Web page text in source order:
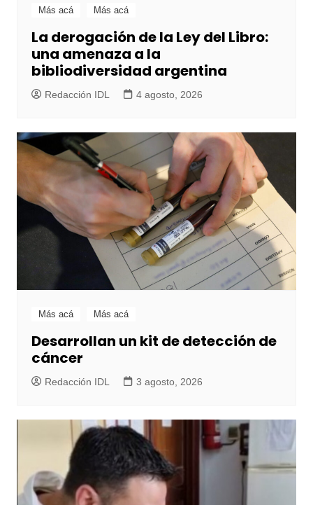
Más acá Más acá
La derogación de la Ley del Libro:
una amenaza a la
bibliodiversidad argentina
Redacción IDL 4 agosto, 2026
Más acá Más acá
Desarrollan un kit de detección de
cáncer
Redacción IDL 3 agosto, 2026